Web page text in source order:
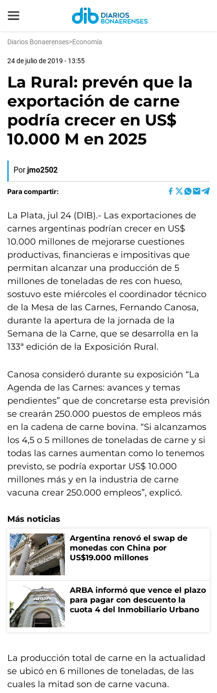
Diarios Bonaerenses>Economía
24 de julio de 2019 - 13:55
La Rural: prevén que la
exportación de carne
podría crecer en US$
10.000 M en 2025
Por jmo2502
Para compartir:
La Plata, jul 24 (DIB).- Las exportaciones de
carnes argentinas podrían crecer en US$
10.000 millones de mejorarse cuestiones
productivas, financieras e impositivas que
permitan alcanzar una producción de 5
millones de toneladas de res con hueso,
sostuvo este miércoles el coordinador técnico
de la Mesa de las Carnes, Fernando Canosa,
durante la apertura de la jornada de la
Semana de la Carne, que se desarrolla en la
133ª edición de la Exposición Rural.
Canosa consideró durante su exposición “La
Agenda de las Carnes: avances y temas
pendientes” que de concretarse esta previsión
se crearán 250.000 puestos de empleos más
en la cadena de carne bovina. “Si alcanzamos
los 4,5 o 5 millones de toneladas de carne y si
todas las carnes aumentan como lo tenemos
previsto, se podría exportar US$ 10.000
millones más y en la industria de carne
vacuna crear 250.000 empleos”, explicó.
Más noticias
Argentina renovó el swap de
monedas con China por
US$19.000 millones
ARBA informó que vence el plazo
para pagar con descuento la
cuota 4 del Inmobiliario Urbano
La producción total de carne en la actualidad
se ubicó en 6 millones de toneladas, de las
cuales la mitad son de carne vacuna.